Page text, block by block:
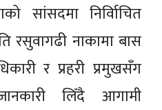
सांसदमा निर्विाचित
रसुवागढी नाकामा बास
र प्रहरी प्रमुखसँग
लिँदै आगामी